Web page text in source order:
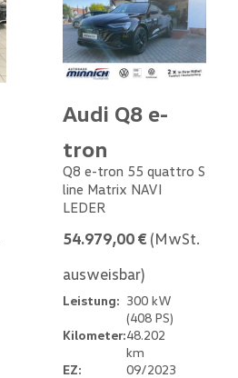
Audi Q8 e-
tron
Q8 e-tron 55 quattro S
line Matrix NAVI
LEDER
54.979,00 € (MwSt.
ausweisbar)
Leistung: 300 kW
(408 PS)
Kilometer:48.202
km
EZ:
09/2023